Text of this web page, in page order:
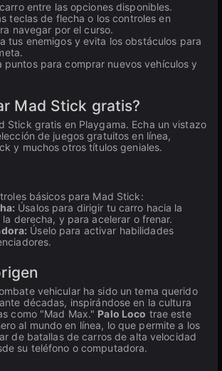
entre las opciones disponibles.
teclas de flecha o los controles en
navegar por el curso.
tus enemigos y evita los obstáculos para
puntos para comprar nuevos vehículos y
Mad Stick gratis?
Stick gratis en Playgama. Echa un vistazo
de juegos gratuitos en línea,
y muchos otros títulos geniales.
básicos para Mad Stick:
Úsalos para dirigir tu carro hacia la
derecha, y para acelerar o frenar.
Úselo para activar habilidades
vehicular ha sido un tema querido
décadas, inspirándose en la cultura
como "Mad Max." Palo Loco trae este
al mundo en línea, lo que permite a los
de batallas de carros de alta velocidad
su teléfono o computadora.